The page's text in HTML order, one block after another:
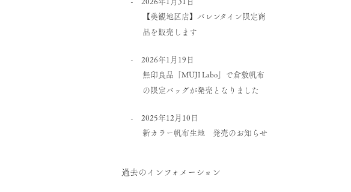
【美観地区店】バレンタイン限定商
品を販売します
2026年1月19日
無印良品「MUJI Labo」で倉敷帆布
の限定バッグが発売となりました
2025年12月10日
新カラー帆布生地 発売のお知らせ
過去のインフォメーション